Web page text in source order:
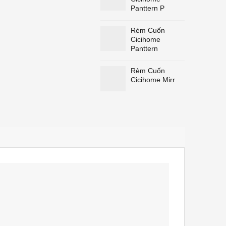
Panttern P
Rèm Cuốn
Cicihome
Panttern
Rèm Cuốn
Cicihome Mirr